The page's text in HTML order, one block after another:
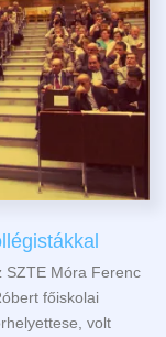
SZTE Móra Ferenc
főiskolai
volt